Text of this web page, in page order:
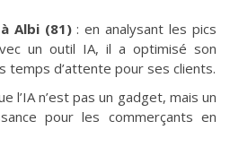
à Albi (81): en analysant les pics
un outil IA, il a optimisé son
temps d’attente pour ses clients.
l’IA n’est pas un gadget, mais un
pour les commerçants en